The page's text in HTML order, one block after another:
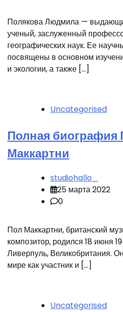
Полякова Людмила —
ученый, заслуженный
географических наук. Ее
посвящены в основном
и экологии, а также […]
Uncategorised
Полная биография
Маккартни
studiohallo_
25 марта 2022
0
Пол Маккартни, британский
композитор, родился 18 июня
Ливерпуль, Великобритания.
мире как участник и […]
Uncategorised